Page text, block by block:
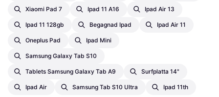
Xiaomi Pad 7 Ipad 11 A16 Ipad Air 13
Ipad 11 128gb Begagnad Ipad Ipad Air 11
Oneplus Pad Ipad Mini
Samsung Galaxy Tab S10
Tablets Samsung Galaxy Tab A9 Surfplatta 14"
Ipad Air Samsung Tab S10 Ultra Ipad 11th